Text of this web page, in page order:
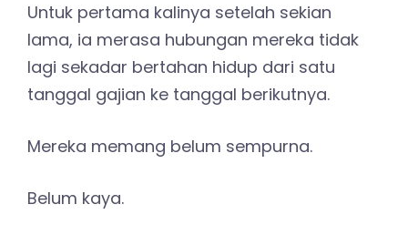
Untuk pertama kalinya setelah sekian
lama, ia merasa hubungan mereka tidak
lagi sekadar bertahan hidup dari satu
tanggal gajian ke tanggal berikutnya.
Mereka memang belum sempurna.
Belum kaya.